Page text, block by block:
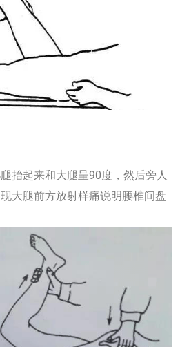
起来和大腿呈90度，然后旁人
大腿前方放射样痛说明腰椎间盘